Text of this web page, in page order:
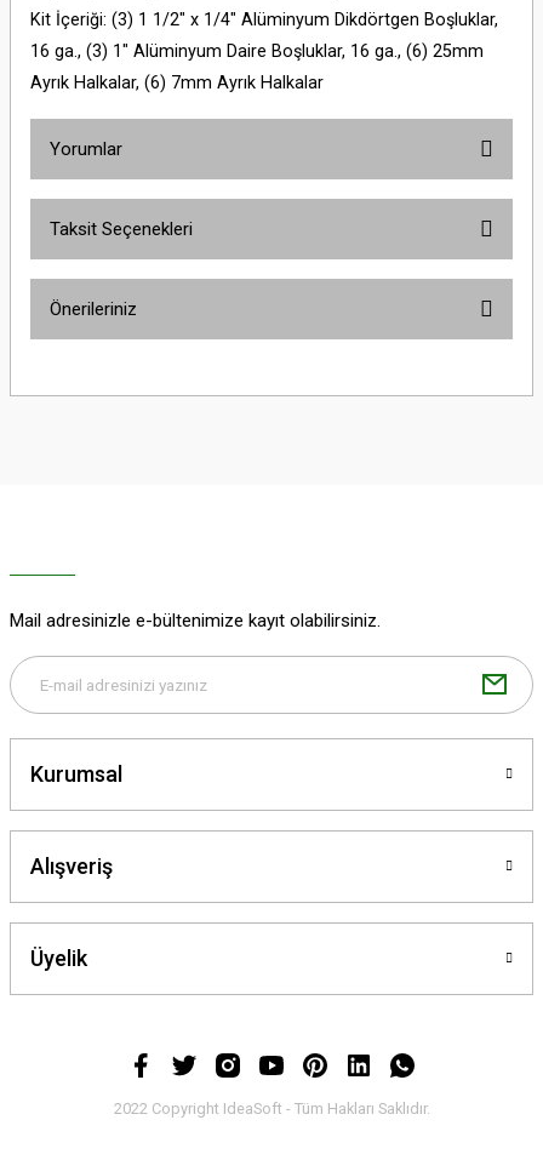
Kit İçeriği: (3) 1 1/2" x 1/4" Alüminyum Dikdörtgen Boşluklar,
16 ga., (3) 1" Alüminyum Daire Boşluklar, 16 ga., (6) 25mm
Ayrık Halkalar, (6) 7mm Ayrık Halkalar
Yorumlar
Taksit Seçenekleri
Önerileriniz
yetersiz gördüğünüz noktaları öneri formunu kullanarak tarafımıza
Bu ürüne benzer farklı alternatifler olmalı.
Mail adresinizle e-bültenimize kayıt olabilirsiniz.
Kurumsal
Alışveriş
Üyelik
2022 Copyright IdeaSoft - Tüm Hakları Saklıdır.